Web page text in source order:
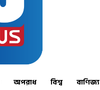
অপরাধ বিশ্ব বাণিজ্য